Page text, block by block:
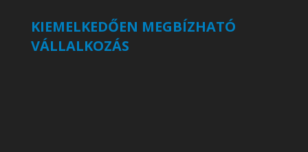
KIEMELKEDŐEN MEGBÍZHATÓ
VÁLLALKOZÁS